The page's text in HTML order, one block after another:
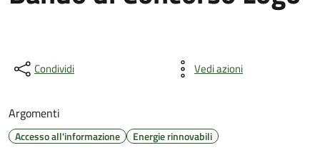
Condividi Vedi azioni
Argomenti
Accesso all'informazione Energie rinnovabili